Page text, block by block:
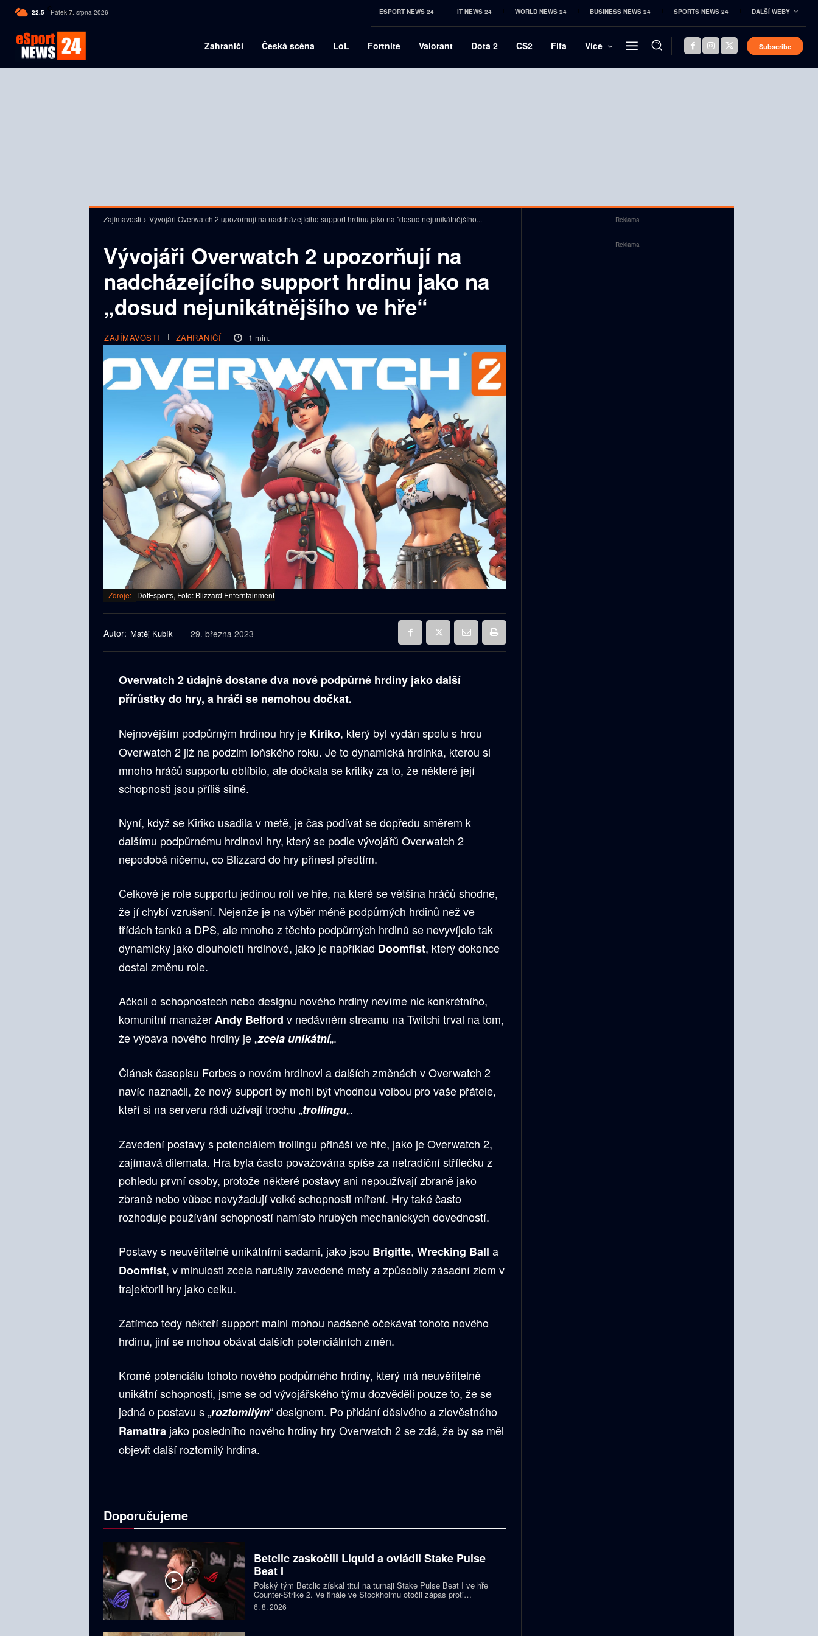
22.5 C Czech
Pátek 7. srpna 2026 ESPORT NEWS 24 IT NEWS 24 WORLD NEWS 24 BUSINESS NEWS 24 SPORTS NEWS 24 DALŠÍ WEBY
Zahraničí Česká scéna LoL Fortnite Valorant Dota 2 CS2 Fifa Více Subscribe
Zajímavosti Vývojáři Overwatch 2 upozorňují na nadcházejícího support hrdinu jako na "dosud nejunikátnějšího...
Vývojáři Overwatch 2 upozorňují na
nadcházejícího support hrdinu jako na
„dosud nejunikátnějšího ve hře“
ZAJÍMAVOSTI ZAHRANIČÍ 1 min.
Zdroje: DotEsports, Foto: Blizzard Enterntainment
Autor: Matěj Kubík 29. března 2023
Overwatch 2 údajně dostane dva nové podpůrné hrdiny jako další
přírůstky do hry, a hráči se nemohou dočkat.
Nejnovějším podpůrným hrdinou hry je Kiriko, který byl vydán spolu s hrou
Overwatch 2 již na podzim loňského roku. Je to dynamická hrdinka, kterou si
mnoho hráčů supportu oblíbilo, ale dočkala se kritiky za to, že některé její
schopnosti jsou příliš silné.
Nyní, když se Kiriko usadila v metě, je čas podívat se dopředu směrem k
dalšímu podpůrnému hrdinovi hry, který se podle vývojářů Overwatch 2
nepodobá ničemu, co Blizzard do hry přinesl předtím.
Celkově je role supportu jedinou rolí ve hře, na které se většina hráčů shodne,
že jí chybí vzrušení. Nejenže je na výběr méně podpůrných hrdinů než ve
třídách tanků a DPS, ale mnoho z těchto podpůrných hrdinů se nevyvíjelo tak
dynamicky jako dlouholetí hrdinové, jako je například Doomfist, který dokonce
dostal změnu role.
Ačkoli o schopnostech nebo designu nového hrdiny nevíme nic konkrétního,
komunitní manažerAndy Belford v nedávném streamu na Twitchi trval na tom,
že výbava nového hrdiny je „zcela unikátní„.
Článek časopisu Forbes o novém hrdinovi a dalších změnách v Overwatch 2
navíc naznačil, že nový support by mohl být vhodnou volbou pro vaše přátele,
kteří si na serveru rádi užívají trochu „trollingu„.
Zavedení postavy s potenciálem trollingu přináší ve hře, jako je Overwatch 2,
zajímavá dilemata. Hra byla často považována spíše za netradiční střílečku z
pohledu první osoby, protože některé postavy ani nepoužívají zbraně jako
zbraně nebo vůbec nevyžadují velké schopnosti míření. Hry také často
rozhoduje používání schopností namísto hrubých mechanických dovedností.
Postavy s neuvěřitelně unikátními sadami, jako jsou Brigitte, Wrecking Ball a
Doomfist, v minulosti zcela narušily zavedené mety a způsobily zásadní zlom v
trajektorii hry jako celku.
Zatímco tedy někteří support maini mohou nadšeně očekávat tohoto nového
hrdinu, jiní se mohou obávat dalších potenciálních změn.
Kromě potenciálu tohoto nového podpůrného hrdiny, který má neuvěřitelně
unikátní schopnosti, jsme se od vývojářského týmu dozvěděli pouze to, že se
jedná o postavu s „roztomilým“ designem. Po přidání děsivého a zlověstného
Ramattra jako posledního nového hrdiny hry Overwatch 2 se zdá, že by se měl
objevit další roztomilý hrdina.
Doporučujeme
Betclic zaskočili Liquid a ovládli Stake Pulse
Beat I
Polský tým Betclic získal titul na turnaji Stake Pulse Beat I ve hře
Counter-Strike 2. Ve finále ve Stockholmu otočil zápas proti
favorizovaným Liquid a zvítězil 2:1 na mapy.
6. 8. 2026
Reklama
Reklama